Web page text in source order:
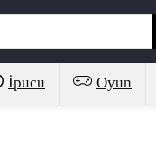
İpucu Oyun